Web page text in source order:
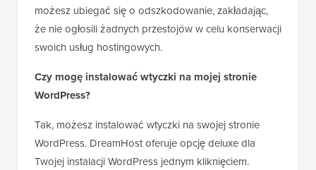
możesz ubiegać się o odszkodowanie, zakładając,
że nie ogłosili żadnych przestojów w celu konserwacji
swoich usług hostingowych.
Czy mogę instalować wtyczki na mojej stronie
WordPress?
Tak, możesz instalować wtyczki na swojej stronie
WordPress. DreamHost oferuje opcję deluxe dla
Twojej instalacji WordPress jednym kliknięciem.